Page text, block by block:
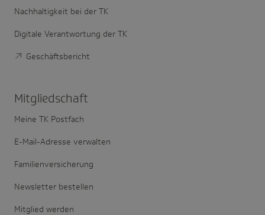
Nachhaltigkeit bei der TK
Digitale Verantwortung der TK
Geschäftsbericht
Mitglied­schaft
Meine TK Postfach
E-Mail-Adresse verwalten
Familienversicherung
Newsletter bestellen
Mitglied werden